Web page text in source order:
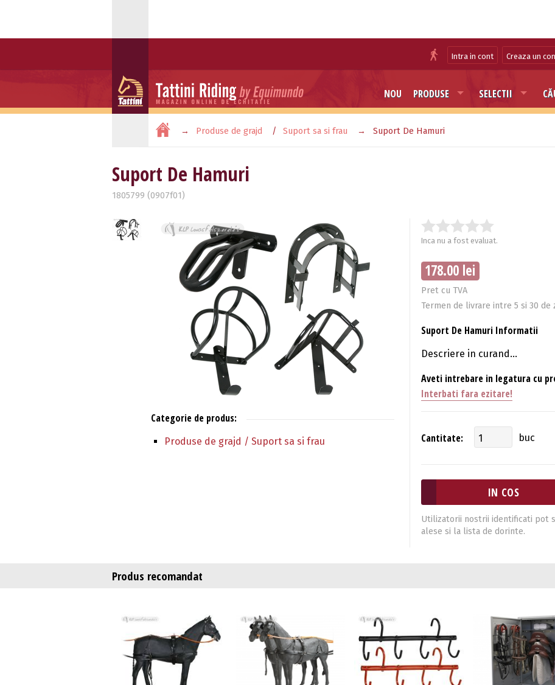
Intra in cont Creaza un
NOU PRODUSE SELECTII
Produse de grajd Suport sa si frau Suport De Hamuri
Suport De Hamuri
1805799 (0907f01)
Inca nu a fost evaluat.
178.00 lei
Pret cu TVA
Termen de livrare intre 5 si 30
Suport De Hamuri Informatii
Descriere in curand...
Aveti intrebare in legatura cu
Interbati fara ezitare!
Cantitate: buc
Utilizatorii nostrii identificati pot
alese si la lista de dorinte.
Categorie de produs:
Produse de grajd / Suport sa si frau
Produs recomandat